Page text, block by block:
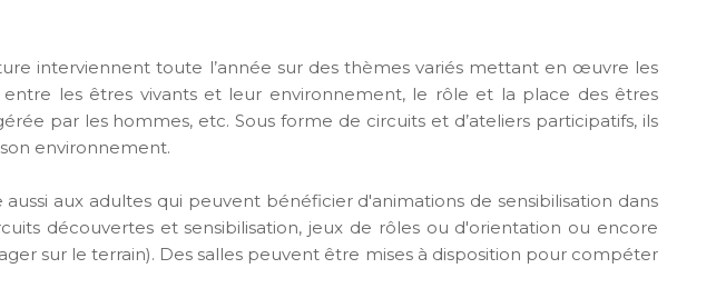
interviennent toute l’année sur des thèmes variés mettant en œuvre les
entre les êtres vivants et leur environnement, le rôle et la place des êtres
par les hommes, etc. Sous forme de circuits et d’ateliers participatifs, ils
environnement.
aux adultes qui peuvent bénéficier d'animations de sensibilisation dans
découvertes et sensibilisation, jeux de rôles ou d'orientation ou encore
sur le terrain). Des salles peuvent être mises à disposition pour compéter